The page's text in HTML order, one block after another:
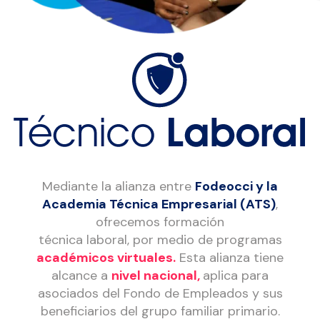
Mediante la alianza entre Fodeocci y la
Academia Técnica Empresarial (ATS),
ofrecemos formación
técnica laboral, por medio de programas
académicos virtuales. Esta alianza tiene
alcance a nivel nacional, aplica para
asociados del Fondo de Empleados y sus
beneficiarios del grupo familiar primario.